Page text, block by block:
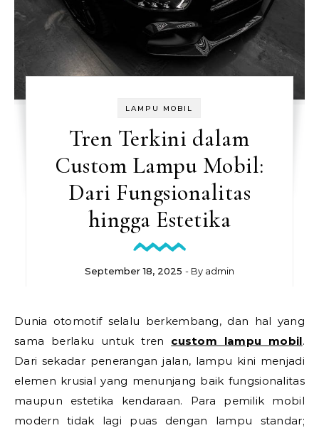
LAMPU MOBIL
Tren Terkini dalam
Custom Lampu Mobil:
Dari Fungsionalitas
hingga Estetika
September 18, 2025 - By admin
Dunia otomotif selalu berkembang, dan hal yang
sama berlaku untuk tren custom lampu mobil.
Dari sekadar penerangan jalan, lampu kini menjadi
elemen krusial yang menunjang baik fungsionalitas
maupun estetika kendaraan. Para pemilik mobil
modern tidak lagi puas dengan lampu standar;